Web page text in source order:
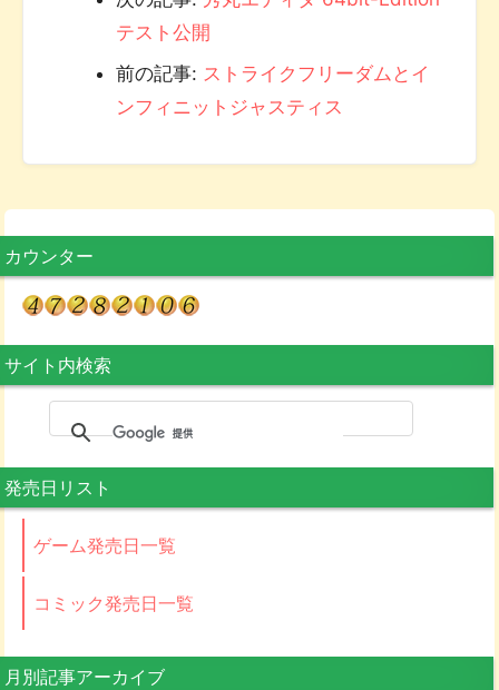
テスト公開
前の記事: ストライクフリーダムとイ
ンフィニットジャスティス
カウンター
サイト内検索
発売日リスト
ゲーム発売日一覧
コミック発売日一覧
月別記事アーカイブ